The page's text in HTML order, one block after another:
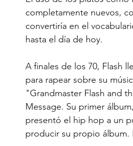
completamente nuevos,
convertiría en el
hasta el día de hoy.
A finales de los 70, Flash
para rapear sobre su
"Grandmaster Flash and
Message. Su primer
presentó el hip hop a un
producir su propio álbum.